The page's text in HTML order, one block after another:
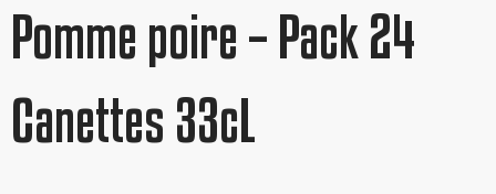
Pomme poire – Pack 24
Canettes 33cL